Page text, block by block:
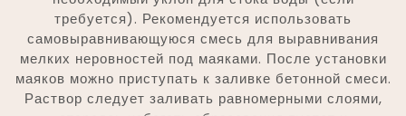
требуется). Рекомендуется использовать
самовыравнивающуюся смесь для выравнивания
мелких неровностей под маяками. После установки
маяков можно приступать к заливке бетонной смеси.
Раствор следует заливать равномерными слоями,